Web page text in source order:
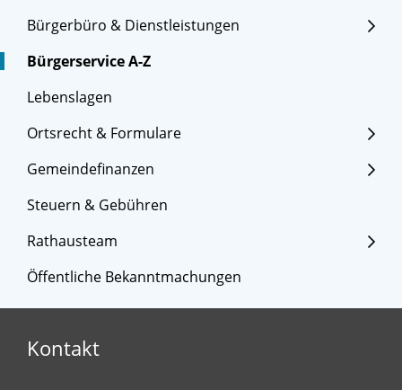
Bürgerbüro & Dienstleistungen
Bürgerservice A-Z
Lebenslagen
Ortsrecht & Formulare
Gemeindefinanzen
Steuern & Gebühren
Rathausteam
Öffentliche Bekanntmachungen
Kontakt